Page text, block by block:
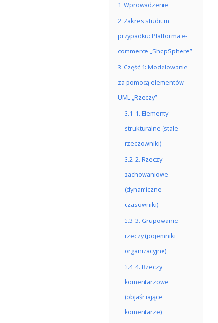
1 Wprowadzenie
2 Zakres studium
przypadku: Platforma e-
commerce „ShopSphere”
3 Część 1: Modelowanie
za pomocą elementów
UML „Rzeczy”
3.1 1. Elementy
strukturalne (stałe
rzeczowniki)
3.2 2. Rzeczy
zachowaniowe
(dynamiczne
czasowniki)
3.3 3. Grupowanie
rzeczy (pojemniki
organizacyjne)
3.4 4. Rzeczy
komentarzowe
(objaśniające
komentarze)